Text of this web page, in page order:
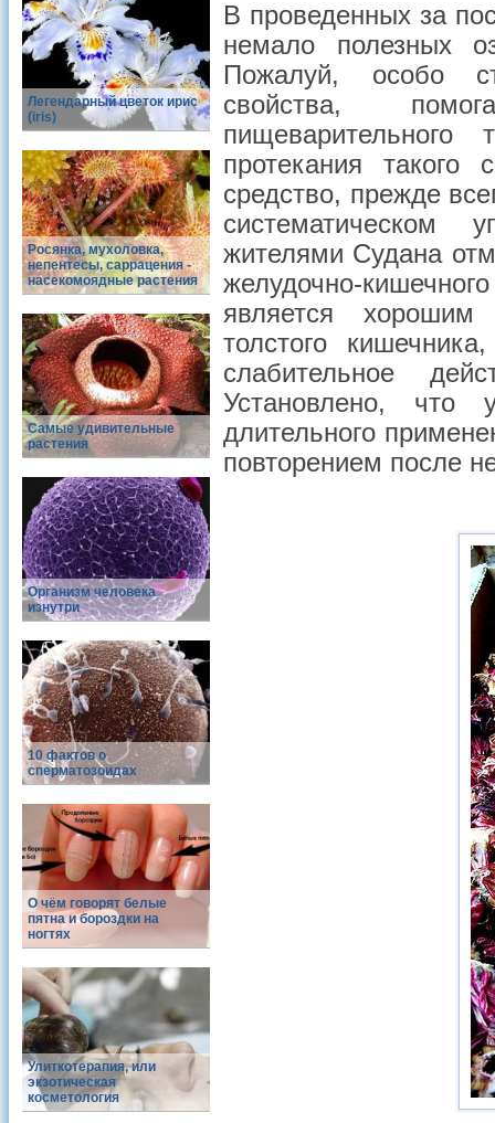
Легендарный цветок ирис
(iris)
Росянка, мухоловка,
непентесы, саррацения -
насекомоядные растения
Самые удивительные
растения
Организм человека
изнутри
10 фактов о
сперматозоидах
О чём говорят белые
пятна и бороздки на
ногтях
Улиткотерапия, или
экзотическая
косметология
В проведенных за
немало полезных
Пожалуй, особо
свойства,
протекания такого
средство, прежде
систематическом
жителями Судана
желудочно-
является
толстого
слабительное
Установлено, что
длительного
повторением после